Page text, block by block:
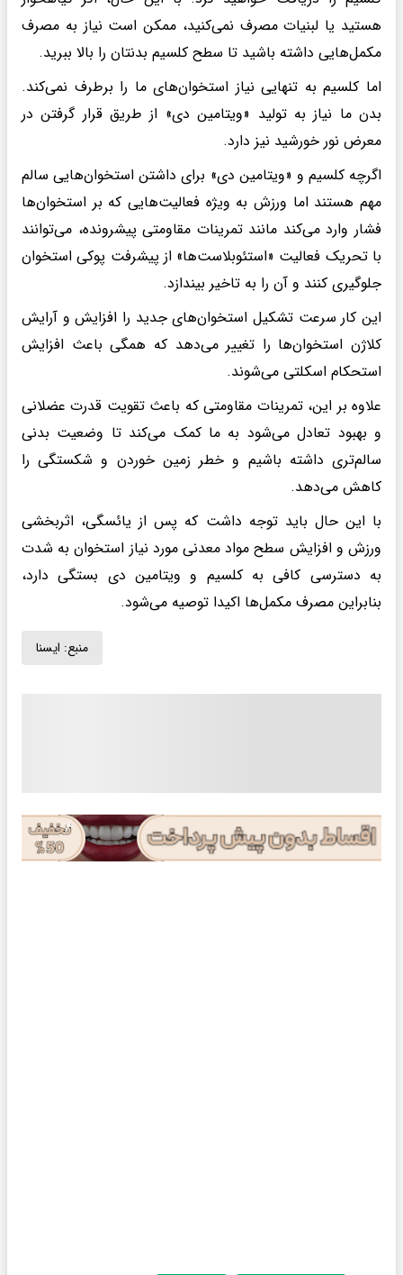
هستید یا لبنیات مصرف نمی‌کنید، ممکن است نیاز به مصرف
مکمل‌هایی داشته باشید تا سطح کلسیم بدنتان را بالا ببرید.
اما کلسیم به تنهایی نیاز استخوان‌های ما را برطرف نمی‌کند.
بدن ما نیاز به تولید «ویتامین دی» از طریق قرار گرفتن در
معرض نور خورشید نیز دارد.
اگرچه کلسیم و «ویتامین دی» برای داشتن استخوان‌هایی سالم
مهم هستند اما ورزش به‌ ویژه فعالیت‌هایی که بر استخوان‌ها
فشار وارد می‌کند مانند تمرینات مقاومتی پیشرونده، می‌توانند
با تحریک فعالیت «استئوبلاست‌ها» از پیشرفت پوکی استخوان
جلوگیری کنند و آن را به تاخیر بیندازد.
این کار سرعت تشکیل استخوان‌های جدید را افزایش و آرایش
کلاژن استخوان‌ها را تغییر می‌دهد که همگی باعث افزایش
استحکام اسکلتی می‌شوند.
علاوه بر این، تمرینات مقاومتی که باعث تقویت قدرت عضلانی
و بهبود تعادل می‌شود به ما کمک می‌کند تا وضعیت بدنی
سالم‌تری داشته باشیم و خطر زمین خوردن و شکستگی را
کاهش می‌دهد.
با این حال باید توجه داشت که پس از یائسگی، اثربخشی
ورزش و افزایش سطح مواد معدنی مورد نیاز استخوان به شدت
به دسترسی کافی به کلسیم و ویتامین دی بستگی دارد،
بنابراین مصرف مکمل‌ها اکیدا توصیه می‌شود.
منبع: ايسنا